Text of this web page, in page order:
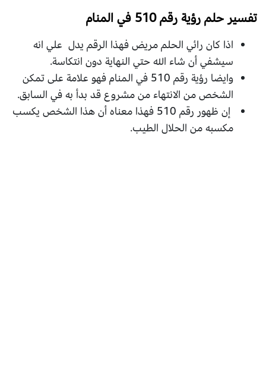
تفسير حلم رؤية رقم 510 في المنام
اذا كان رائي الحلم مريض فهذا الرقم يدل علي انه
سيشفي أن شاء الله حتي النهاية دون انتكاسة.
وايضا رؤية رقم 510 في المنام فهو علامة على تمكن
الشخص من الانتهاء من مشروع قد بدأ به في السابق.
إن ظهور رقم 510 فهذا معناه أن هذا الشخص يكسب
مكسبه من الحلال الطيب.